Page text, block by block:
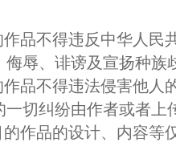
品不得违反中华人民
辱、诽谤及宣扬种族
品不得违法侵害他人
切纠纷由作者或者上
作品的设计、内容等